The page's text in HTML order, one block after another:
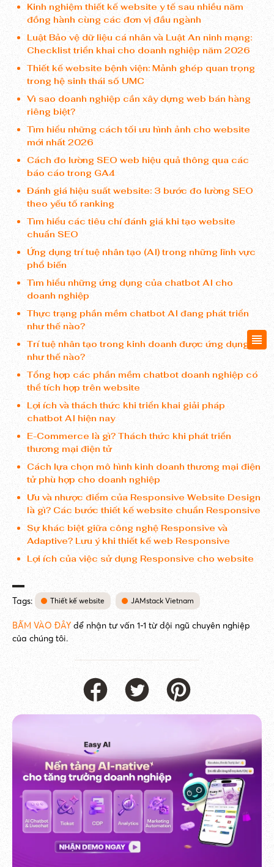
Kinh nghiệm thiết kế website y tế sau nhiều năm
đồng hành cùng các đơn vị đầu ngành
Luật Bảo vệ dữ liệu cá nhân và Luật An ninh mạng:
Checklist triển khai cho doanh nghiệp năm 2026
Thiết kế website bệnh viện: Mảnh ghép quan trọng
trong hệ sinh thái số UMC
Vì sao doanh nghiệp cần xây dựng web bán hàng
riêng biệt?
Tìm hiểu những cách tối ưu hình ảnh cho website
mới nhất 2026
Cách đo lường SEO web hiệu quả thông qua các
báo cáo trong GA4
Đánh giá hiệu suất website: 3 bước đo lường SEO
theo yếu tố ranking
Tìm hiểu các tiêu chí đánh giá khi tạo website
chuẩn SEO
Ứng dụng trí tuệ nhân tạo (AI) trong những lĩnh vực
phổ biến
Tìm hiểu những ứng dụng của chatbot AI cho
doanh nghiệp
Thực trạng phần mềm chatbot AI đang phát triển
như thế nào?
Trí tuệ nhân tạo trong kinh doanh được ứng dụng
như thế nào?
Tổng hợp các phần mềm chatbot doanh nghiệp có
thể tích hợp trên website
Lợi ích và thách thức khi triển khai giải pháp
chatbot AI hiện nay
E-Commerce là gì? Thách thức khi phát triển
thương mại điện tử
Cách lựa chọn mô hình kinh doanh thương mại điện
tử phù hợp cho doanh nghiệp
Ưu và nhược điểm của Responsive Website Design
là gì? Các bước thiết kế website chuẩn Responsive
Sự khác biệt giữa công nghệ Responsive và
Adaptive? Lưu ý khi thiết kế web Responsive
Lợi ích của việc sử dụng Responsive cho website
Tags: Thiết kế website JAMstack Vietnam
BẤM VÀO ĐÂY để nhận tư vấn 1-1 từ đội ngũ chuyên nghiệp
của chúng tôi.